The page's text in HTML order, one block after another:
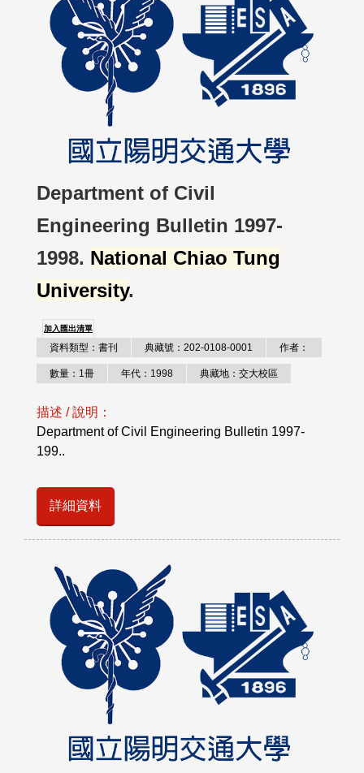
Department of Civil
Engineering Bulletin 1997-
1998. National Chiao Tung
University.
加入匯出清單
資料類型：書刊 典藏號：202-0108-0001 作者：
數量：1冊 年代：1998 典藏地：交大校區
描述 / 說明：
Department of Civil Engineering Bulletin 1997-
199..
詳細資料